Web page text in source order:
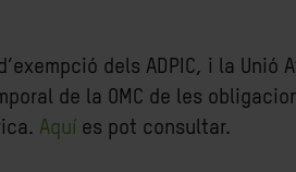
dels ADPIC, i la
de la OMC de les
Aquí es pot consultar.